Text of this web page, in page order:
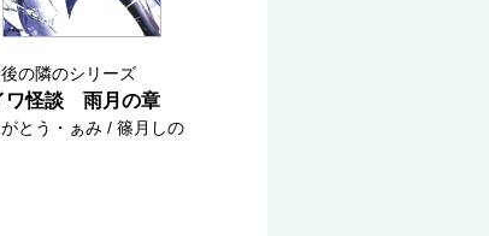
後の隣のシリーズ
ワ怪談 雨月の章
とう・ぁみ / 篠月しの